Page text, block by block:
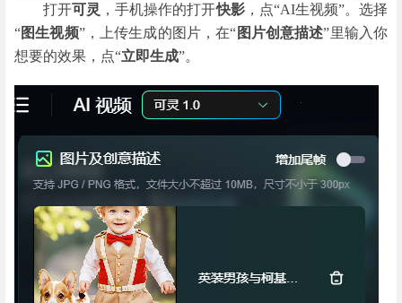
打开可灵 ，手机操作的打开快影，点“AI生视频”。选择
“图生视频”，上传生成的图片，在“ 图片创意描述”里输入你
想要的效果，点“立即生成”。